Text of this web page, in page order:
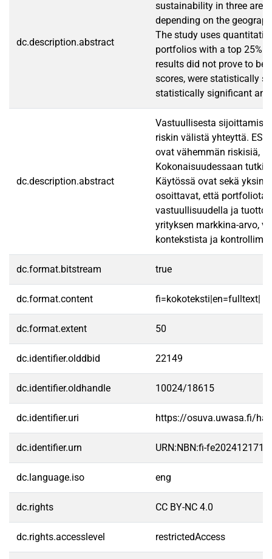
dc.description.abstract
sustainability in three
depending on the
The study uses
portfolios with a top 25%
results did not prove to be
scores, were statistically
statistically significant and
dc.description.abstract
Vastuullisesta
riskin välistä yhteyttä.
ovat vähemmän riskisiä,
Kokonaisuudessaan
Käytössä ovat sekä
osoittavat, että
vastuullisuudella ja
yrityksen markkina-arvo,
kontekstista ja
dc.format.bitstream true
dc.format.content fi=kokoteksti|en=fulltext|
dc.format.extent 50
dc.identifier.olddbid 22149
dc.identifier.oldhandle 10024/18615
dc.identifier.uri https://osuva.uwasa.fi/
dc.identifier.urn URN:NBN:fi-
dc.language.iso eng
dc.rights CC BY-NC 4.0
dc.rights.accesslevel restrictedAccess